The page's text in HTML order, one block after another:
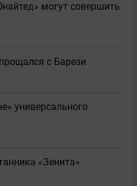
могут совершить
с Барези
универсального
«Зенита»